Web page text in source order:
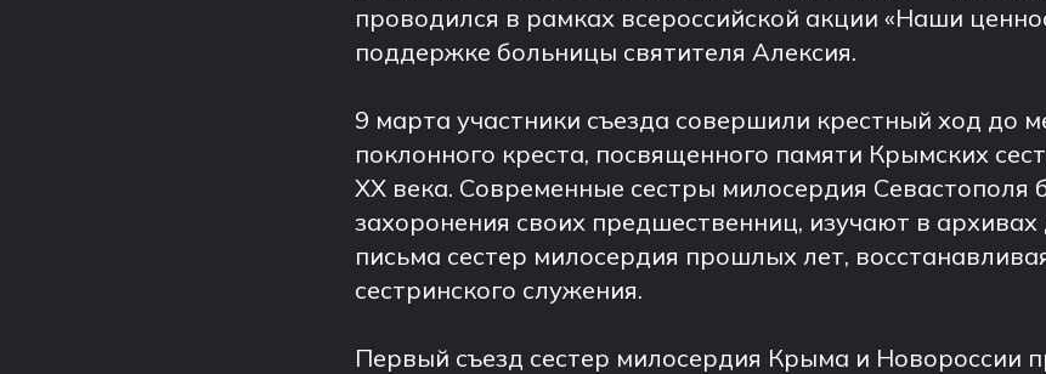
проводился в рамках всероссийской акции «Наши
поддержке больницы святителя Алексия.
9 марта участники съезда совершили крестный ход до
поклонного креста, посвященного памяти Крымских
XX века. Современные сестры милосердия Севастополя
захоронения своих предшественниц, изучают в
письма сестер милосердия прошлых лет,
сестринского служения.
Первый съезд сестер милосердия Крыма и Новороссии